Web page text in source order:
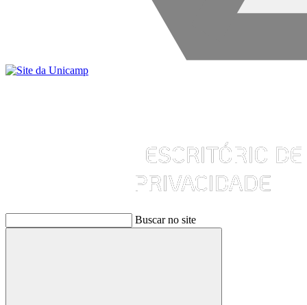
Buscar no site